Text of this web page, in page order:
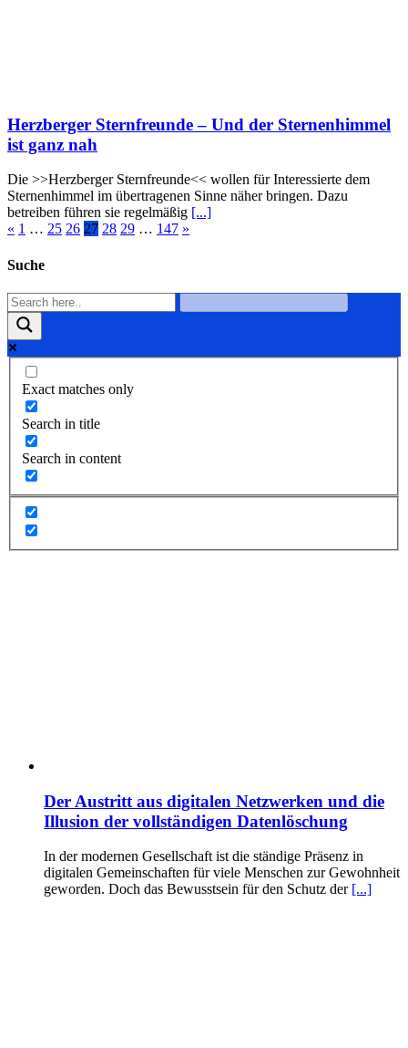
Herzberger Sternfreunde – Und der Sternenhimmel
ist ganz nah
Die >>Herzberger Sternfreunde<< wollen für Interessierte dem
Sternenhimmel im übertragenen Sinne näher bringen. Dazu
betreiben führen sie regelmäßig [...]
« 1 … 25 26 27 28 29 … 147 »
Suche
Exact matches only
Search in title
Search in content
Der Austritt aus digitalen Netzwerken und die
Illusion der vollständigen Datenlöschung
In der modernen Gesellschaft ist die ständige Präsenz in
digitalen Gemeinschaften für viele Menschen zur Gewohnheit
geworden. Doch das Bewusstsein für den Schutz der [...]